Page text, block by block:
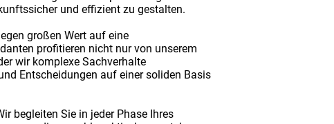
und effizient zu gestalten.
großen Wert auf eine
profitieren nicht nur von unserem
wir komplexe Sachverhalte
Entscheidungen auf einer soliden Basis
begleiten Sie in jeder Phase Ihres